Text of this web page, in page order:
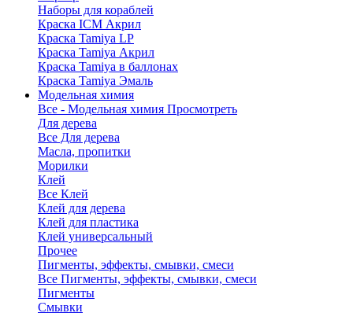
Наборы для кораблей
Краска ICM Акрил
Краска Tamiya LP
Краска Tamiya Акрил
Краска Tamiya в баллонах
Краска Tamiya Эмаль
Модельная химия
Все - Модельная химия Просмотреть
Для дерева
Все Для дерева
Масла, пропитки
Морилки
Клей
Все Клей
Клей для дерева
Клей для пластика
Клей универсальный
Прочее
Пигменты, эффекты, смывки, смеси
Все Пигменты, эффекты, смывки, смеси
Пигменты
Смывки